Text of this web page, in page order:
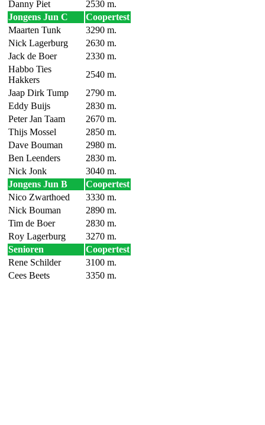
Danny Piet
2530 m.
Jongens Jun C
Coopertest
Maarten Tunk
3290 m.
Nick Lagerburg
2630 m.
Jack de Boer
2330 m.
Habbo Ties
Hakkers
2540 m.
Jaap Dirk Tump
2790 m.
Eddy Buijs
2830 m.
Peter Jan Taam
2670 m.
Thijs Mossel
2850 m.
Dave Bouman
2980 m.
Ben Leenders
2830 m.
Nick Jonk
3040 m.
Jongens Jun B
Coopertest
Nico Zwarthoed
3330 m.
Nick Bouman
2890 m.
Tim de Boer
2830 m.
Roy Lagerburg
3270 m.
Senioren
Coopertest
Rene Schilder
3100 m.
Cees Beets
3350 m.